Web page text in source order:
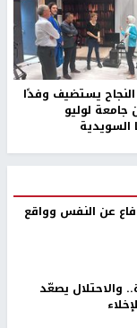
النجاح يستضيف وفدًا
جامعة لوليو
السويدية
عن النفس وواقع
يصعّد